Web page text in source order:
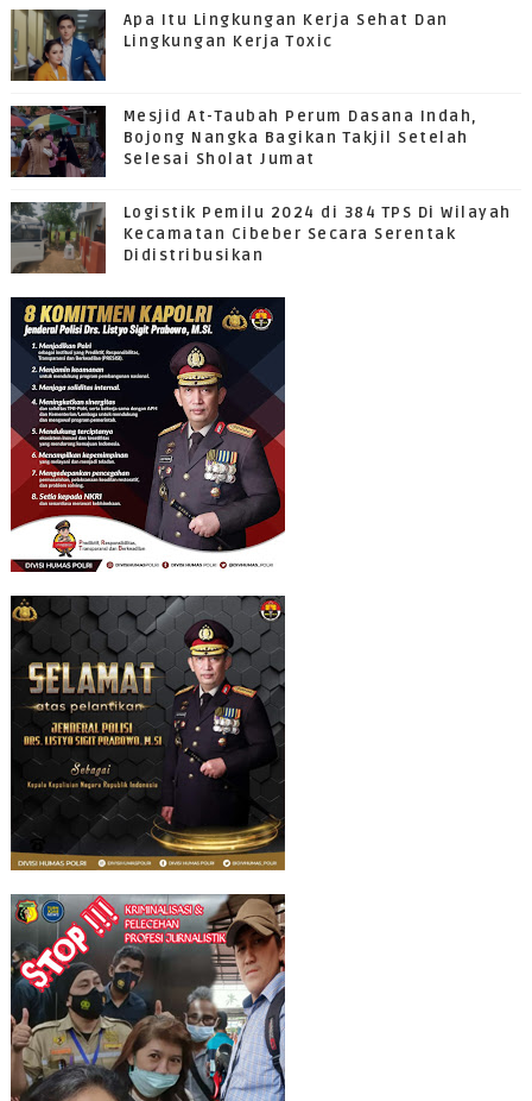
Apa Itu Lingkungan Kerja Sehat Dan
Lingkungan Kerja Toxic
Mesjid At-Taubah Perum Dasana Indah,
Bojong Nangka Bagikan Takjil Setelah
Selesai Sholat Jumat
Logistik Pemilu 2024 di 384 TPS Di Wilayah
Kecamatan Cibeber Secara Serentak
Didistribusikan